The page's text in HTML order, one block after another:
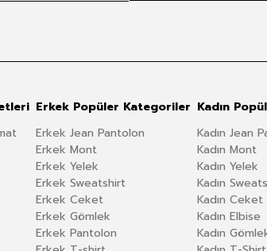
Erkek Popüler Kategoriler
Erkek Jean Pantolon
Erkek Mont
Erkek Yelek
Erkek Sweatshirt
Erkek Ceket
Erkek Gömlek
Erkek Pantolon
Kadın
Kadın Jean
Kadın Mont
Kadın Yelek
Kadın
Kadın Ceket
Kadın Elbise
Kadın